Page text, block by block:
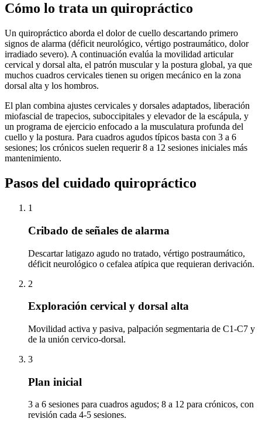
Cómo lo trata un quiropráctico
Un quiropráctico aborda el dolor de cuello descartando primero
signos de alarma (déficit neurológico, vértigo postraumático, dolor
irradiado severo). A continuación evalúa la movilidad articular
cervical y dorsal alta, el patrón muscular y la postura global, ya que
muchos cuadros cervicales tienen su origen mecánico en la zona
dorsal alta y los hombros.
El plan combina ajustes cervicales y dorsales adaptados, liberación
miofascial de trapecios, suboccipitales y elevador de la escápula, y
un programa de ejercicio enfocado a la musculatura profunda del
cuello y la postura. Para cuadros agudos típicos basta con 3 a 6
sesiones; los crónicos suelen requerir 8 a 12 sesiones iniciales más
mantenimiento.
Pasos del cuidado quiropráctico
1
Cribado de señales de alarma
Descartar latigazo agudo no tratado, vértigo postraumático,
déficit neurológico o cefalea atípica que requieran derivación.
2
Exploración cervical y dorsal alta
Movilidad activa y pasiva, palpación segmentaria de C1-C7 y
de la unión cervico-dorsal.
3
Plan inicial
3 a 6 sesiones para cuadros agudos; 8 a 12 para crónicos, con
revisión cada 4-5 sesiones.